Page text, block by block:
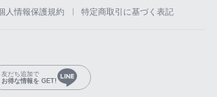
人情報保護規約 特定商取引に基づく表記
友だち追加で
お得な情報を GET!